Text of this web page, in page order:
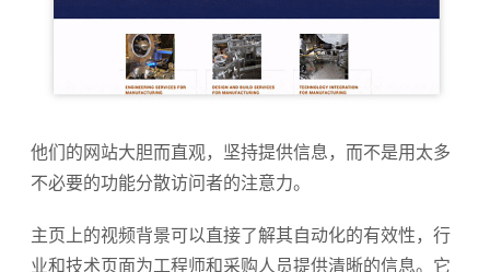
他们的网站大胆而直观，坚持提供信息，而不是用太多
不必要的功能分散访问者的注意力。
主页上的视频背景可以直接了解其自动化的有效性，行
业和技术页面为工程师和采购人员提供清晰的信息。它